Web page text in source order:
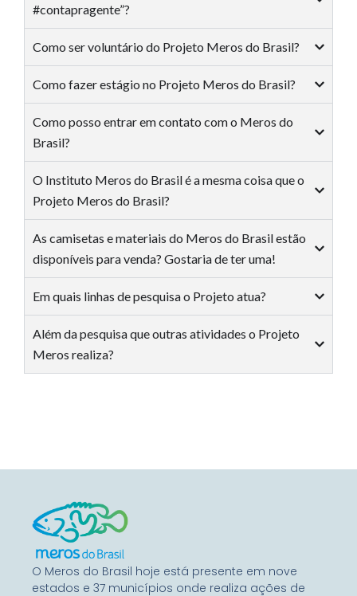
#contapragente”?
Como ser voluntário do Projeto Meros do Brasil?
Como fazer estágio no Projeto Meros do Brasil?
Como posso entrar em contato com o Meros do
Brasil?
O Instituto Meros do Brasil é a mesma coisa que o
Projeto Meros do Brasil?
As camisetas e materiais do Meros do Brasil estão
disponíveis para venda? Gostaria de ter uma!
Em quais linhas de pesquisa o Projeto atua?
Além da pesquisa que outras atividades o Projeto
Meros realiza?
O Meros do Brasil hoje está presente em nove
estados e 37 municípios onde realiza ações de